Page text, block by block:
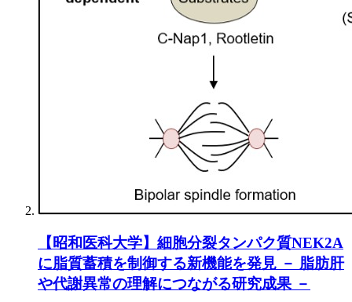
【昭和医科大学】細胞分裂タンパク質NEK2A
に脂質蓄積を制御する新機能を発見 － 脂肪肝
や代謝異常の理解につながる研究成果 －